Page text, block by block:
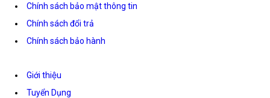
Chính sách bảo mật thông tin
Chính sách đổi trả
Chính sách bảo hành
Giới thiệu
Tuyển Dụng